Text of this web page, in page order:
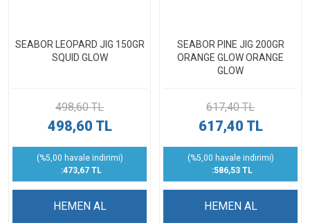
SEABOR LEOPARD JIG 150GR
SQUID GLOW
498,60 TL
498,60 TL
(%5,00 havale indirimi)
:473,67 TL
HEMEN AL
SEABOR PINE JIG 200GR
ORANGE GLOW ORANGE
GLOW
617,40 TL
617,40 TL
(%5,00 havale indirimi)
:586,53 TL
HEMEN AL